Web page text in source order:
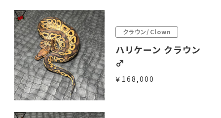
クラウン/Clown
ハリケーン クラウン
♂
￥168,000